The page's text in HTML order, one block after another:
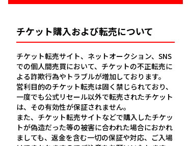
チケット購入および転売について
チケット転売サイト、ネットオークション、SNS
での個人間売買において、チケットの不正転売に
よる詐欺行為やトラブルが増加しております。
営利目的のチケット転売は固く禁じられており、
一度でも公式リセール以外で転売されたチケット
は、その有効性が保証されません。
また、チケット転売サイトなどで購入したチケッ
トが偽造だった等の被害に合われた場合におかれ
ましても、返金を含む一切の保証や対応、ご入場